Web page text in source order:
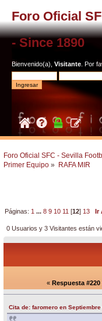
Foro Oficial
- Since 1890
Bienvenido(a), Visitante . Por
Foro Oficial SFC - Sevilla
Primer Equipo » RAFA MIR
Páginas: 1 ...8 9 10 11 [12] 13 Ir
0 Usuarios y 3 Visitantes están
« Respuesta #220
Cita de: faromero en